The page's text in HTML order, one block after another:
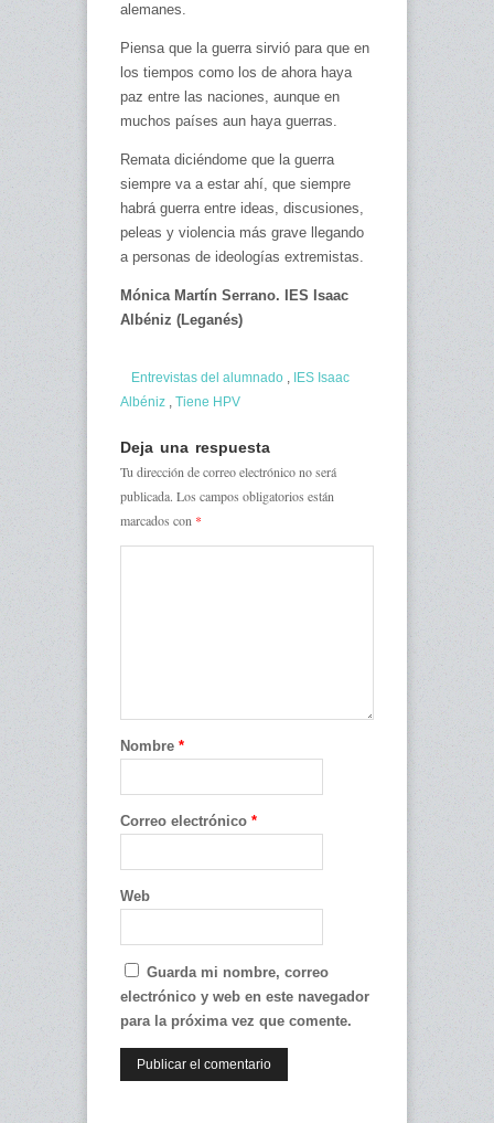
alemanes.
Piensa que la guerra sirvió para que en
los tiempos como los de ahora haya
paz entre las naciones, aunque en
muchos países aun haya guerras.
Remata diciéndome que la guerra
siempre va a estar ahí, que siempre
habrá guerra entre ideas, discusiones,
peleas y violencia más grave llegando
a personas de ideologías extremistas.
Mónica Martín Serrano. IES Isaac
Albéniz (Leganés)
Entrevistas del alumnado , IES Isaac
Albéniz , Tiene HPV
Deja una respuesta
Tu dirección de correo electrónico no será
publicada. Los campos obligatorios están
marcados con *
Nombre *
Correo electrónico *
Web
Guarda mi nombre, correo
electrónico y web en este navegador
para la próxima vez que comente.